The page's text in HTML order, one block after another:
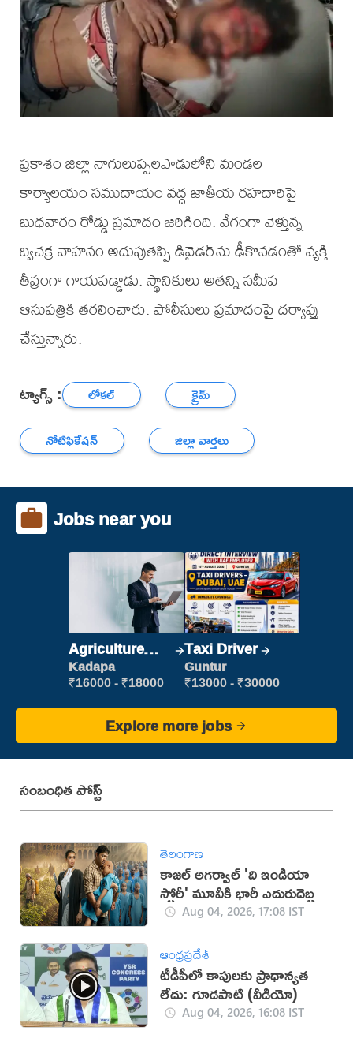
ప్రకాశం జిల్లా నాగులుప్పలపాడులోని మండల
కార్యాలయం సముదాయం వద్ద జాతీయ రహదారిపై
బుధవారం రోడ్డు ప్రమాదం జరిగింది. వేగంగా వెళ్తున్న
ద్విచక్ర వాహనం అదుపుతప్పి డివైడర్‌ను ఢీకొనడంతో వ్యక్తి
తీవ్రంగా గాయపడ్డాడు. స్థానికులు అతన్ని సమీప
ఆసుపత్రికి తరలించారు. పోలీసులు ప్రమాదంపై దర్యాప్తు
చేస్తున్నారు.
ట్యాగ్స్ : లోకల్
క్రైమ్
నోటిఫికేషన్
జిల్లా వార్తలు
Jobs near you
Agriculture
Labour
Kadapa
₹16000 - ₹18000
Taxi Driver
Guntur
₹13000 - ₹30000
Explore more jobs
సంబంధిత పోస్ట్
తెలంగాణ
కాజల్ అగర్వాల్ 'ది ఇండియా
స్టోరీ' మూవీకి భారీ ఎదురుదెబ్బ
Aug 04, 2026, 17:08 IST
ఆంధ్రప్రదేశ్
టీడీపీలో కాపులకు ప్రాధాన్యత
లేదు: గూడపాటి (వీడియో)
Aug 04, 2026, 16:08 IST